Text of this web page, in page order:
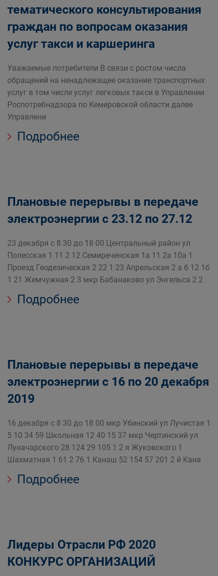
тематического консультирования
граждан по вопросам оказания
услуг такси и каршеринга
Уважаемые потребители В связи с ростом числа
обращений на ненадлежащее оказание транспортных
услуг в том числе услуг легковых такси в Управлении
Роспотребнадзора по Кемеровской области далее
Управлени
Подробнее
Плановые перерывы в передаче
электроэнергии с 23.12 по 27.12
23 декабря с 8 30 до 18 00 Центральный район ул
Полесская 1 11 2 12 Семиреченская 1а 11 2а 10а 1
Проезд Геодезическая 2 22 1 23 Апрельская 2 а б 12 1б
1 21 Жемчужная 2 3 мкр Бабанаково ул Энгельса 2 2
Подробнее
Плановые перерывы в передаче
электроэнергии с 16 по 20 декабря
2019
16 декабря с 8 30 до 18 00 мкр Убинский ул Лучистая 1
5 10 34 59 Школьная 12 40 15 37 мкр Чертинский ул
Луначарского 28 124 29 105 1 2 я Жуковского 1
Шахматная 1 61 2 76 1 Канаш 52 154 57 201 2 й Кана
Подробнее
Лидеры Отрасли РФ 2020
КОНКУРС ОРГАНИЗАЦИЙ